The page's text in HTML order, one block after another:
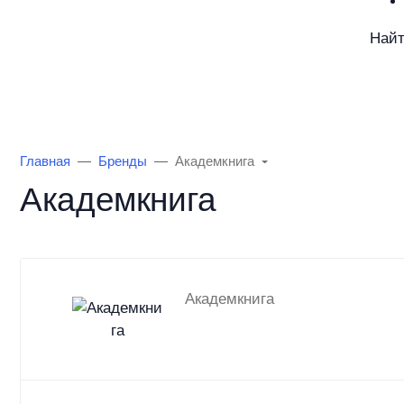
Главная Бренды Академкнига
Академкнига
Академкнига